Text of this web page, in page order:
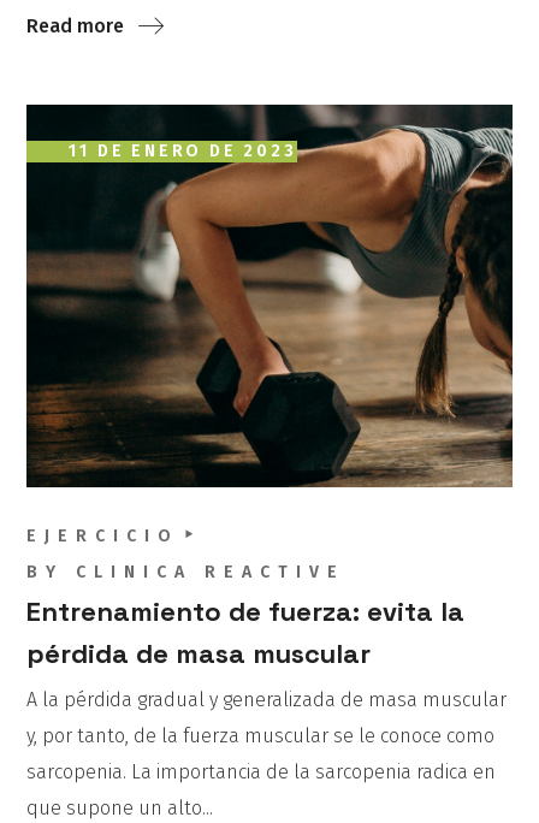
Read more
11 DE ENERO DE 2023
EJERCICIO
BY CLINICA REACTIVE
Entrenamiento de fuerza: evita la
pérdida de masa muscular
A la pérdida gradual y generalizada de masa muscular
y, por tanto, de la fuerza muscular se le conoce como
sarcopenia. La importancia de la sarcopenia radica en
que supone un alto...